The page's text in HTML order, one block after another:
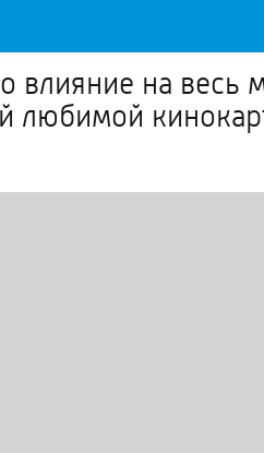
на весь
любимой